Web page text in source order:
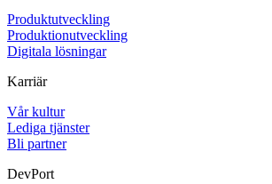
Produktutveckling
Produktionutveckling
Digitala lösningar
Karriär
Vår kultur
Lediga tjänster
Bli partner
DevPort